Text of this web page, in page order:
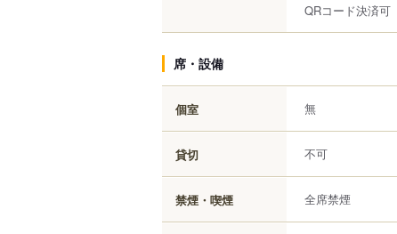
QRコード決済可
席・設備
個室 無
貸切 不可
禁煙・喫煙 全席禁煙